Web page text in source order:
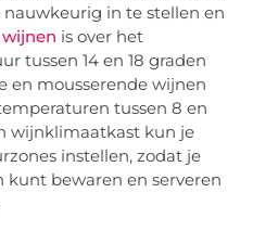
in te stellen en
is over het
tussen 14 en 18 graden
en mousserende wijnen
tussen 8 en
wijnklimaatkast kun je
instellen, zodat je
kunt bewaren en serveren